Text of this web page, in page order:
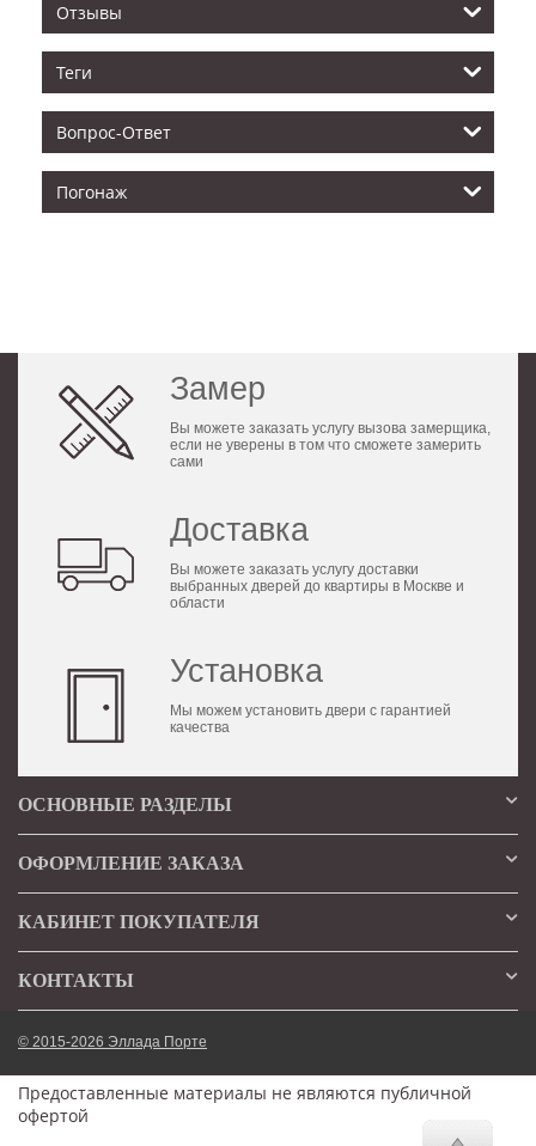
Отзывы
Теги
Вопрос-Ответ
Погонаж
Замер
Вы можете заказать услугу вызова замерщика,
если не уверены в том что сможете замерить
сами
Доставка
Вы можете заказать услугу доставки
выбранных дверей до квартиры в Москве и
области
Установка
Мы можем установить двери с гарантией
качества
ОСНОВНЫЕ РАЗДЕЛЫ
ОФОРМЛЕНИЕ ЗАКАЗА
КАБИНЕТ ПОКУПАТЕЛЯ
КОНТАКТЫ
© 2015-2026 Эллада Порте
Предоставленные материалы не являются публичной
офертой